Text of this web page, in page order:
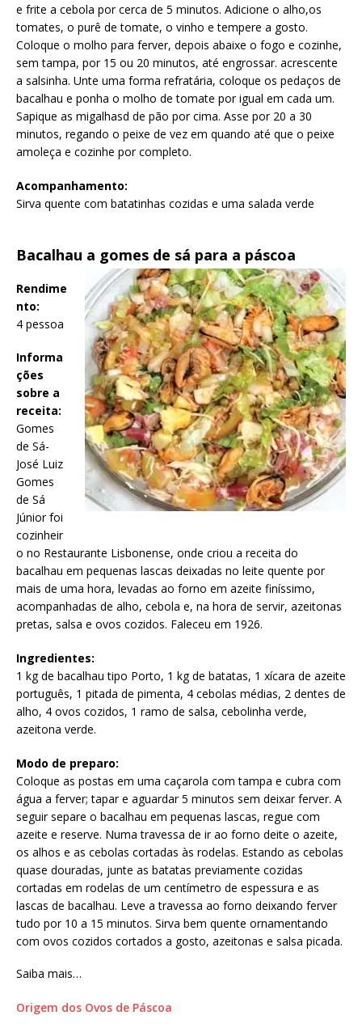
e frite a cebola por cerca de 5 minutos. Adicione o alho,os
tomates, o purê de tomate, o vinho e tempere a gosto.
Coloque o molho para ferver, depois abaixe o fogo e cozinhe,
sem tampa, por 15 ou 20 minutos, até engrossar. acrescente
a salsinha. Unte uma forma refratária, coloque os pedaços de
bacalhau e ponha o molho de tomate por igual em cada um.
Sapique as migalhasd de pão por cima. Asse por 20 a 30
minutos, regando o peixe de vez em quando até que o peixe
amoleça e cozinhe por completo.
Acompanhamento:
Sirva quente com batatinhas cozidas e uma salada verde
Bacalhau a gomes de sá para a páscoa
Rendime
nto:
4 pessoa
Informa
ções
sobre a
receita:
Gomes
de Sá-
José Luiz
Gomes
de Sá
Júnior foi
cozinheir
o no Restaurante Lisbonense, onde criou a receita do
bacalhau em pequenas lascas deixadas no leite quente por
mais de uma hora, levadas ao forno em azeite finíssimo,
acompanhadas de alho, cebola e, na hora de servir, azeitonas
pretas, salsa e ovos cozidos. Faleceu em 1926.
Ingredientes:
1 kg de bacalhau tipo Porto, 1 kg de batatas, 1 xícara de azeite
português, 1 pitada de pimenta, 4 cebolas médias, 2 dentes de
alho, 4 ovos cozidos, 1 ramo de salsa, cebolinha verde,
azeitona verde.
Modo de preparo:
Coloque as postas em uma caçarola com tampa e cubra com
água a ferver; tapar e aguardar 5 minutos sem deixar ferver. A
seguir separe o bacalhau em pequenas lascas, regue com
azeite e reserve. Numa travessa de ir ao forno deite o azeite,
os alhos e as cebolas cortadas às rodelas. Estando as cebolas
quase douradas, junte as batatas previamente cozidas
cortadas em rodelas de um centímetro de espessura e as
lascas de bacalhau. Leve a travessa ao forno deixando ferver
tudo por 10 a 15 minutos. Sirva bem quente ornamentando
com ovos cozidos cortados a gosto, azeitonas e salsa picada.
Saiba mais…
Origem dos Ovos de Páscoa